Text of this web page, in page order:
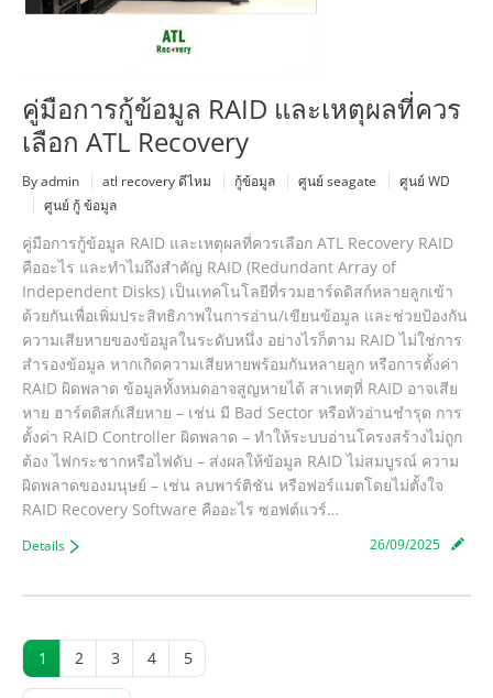
คู่มือการกู้ข้อมูล RAID และเหตุผลที่ควร
เลือก ATL Recovery
By admin atl recovery ดีไหม กู้ข้อมูล ศูนย์ seagate
ศูนย์ WD
ศูนย์ กู้ ข้อมูล
คู่มือการกู้ข้อมูล RAID และเหตุผลที่ควรเลือก ATL Recovery RAID
คืออะไร และทำไมถึงสำคัญ RAID (Redundant Array of
Independent Disks) เป็นเทคโนโลยีที่รวมฮาร์ดดิสก์หลายลูกเข้า
ด้วยกันเพื่อเพิ่มประสิทธิภาพในการอ่าน/เขียนข้อมูล และช่วยป้องกัน
ความเสียหายของข้อมูลในระดับหนึ่ง อย่างไรก็ตาม RAID ไม่ใช่การ
สำรองข้อมูล หากเกิดความเสียหายพร้อมกันหลายลูก หรือการตั้งค่า
RAID ผิดพลาด ข้อมูลทั้งหมดอาจสูญหายได้ สาเหตุที่ RAID อาจเสีย
หาย ฮาร์ดดิสก์เสียหาย – เช่น มี Bad Sector หรือหัวอ่านชำรุด การ
ตั้งค่า RAID Controller ผิดพลาด – ทำให้ระบบอ่านโครงสร้างไม่ถูก
ต้อง ไฟกระชากหรือไฟดับ – ส่งผลให้ข้อมูล RAID ไม่สมบูรณ์ ความ
ผิดพลาดของมนุษย์ – เช่น ลบพาร์ติชัน หรือฟอร์แมตโดยไม่ตั้งใจ
RAID Recovery Software คืออะไร ซอฟต์แวร์…
26/09/2025
Details
1 2 3 4 5